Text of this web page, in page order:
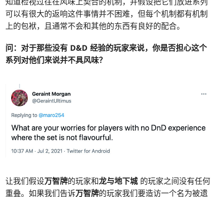
可以有很大的返响这件事情并不困难，但每个机制都有机制
上的包袱，且通常不会和其他的东西有良好的配合。
问： 对于那些没有 D&D 经验的玩家来说，你是否担心这个
系列对他们来说并不具风味？
让我们假设万智牌的玩家和龙与地下城的玩家之间没有任何
重叠。如果我们告诉万智牌的玩家我们要造访一个名为被遗